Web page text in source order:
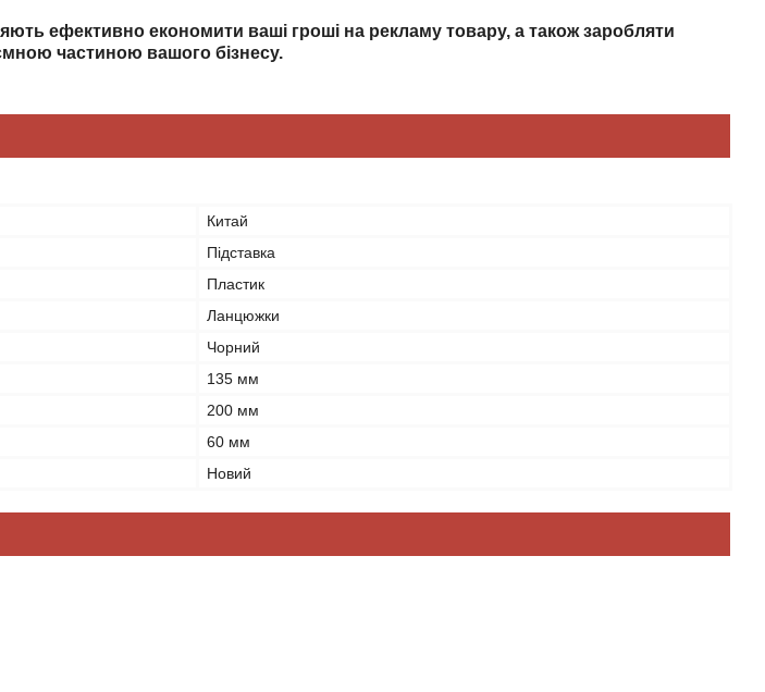
ефективно економити ваші гроші на рекламу товару, а також заробляти
частиною вашого бізнесу.
Китай
Підставка
Пластик
Ланцюжки
Чорний
135 мм
200 мм
60 мм
Новий